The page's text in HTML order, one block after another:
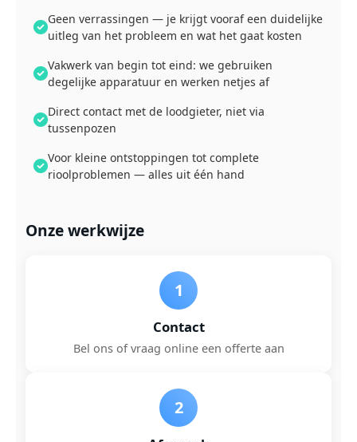
Geen verrassingen — je krijgt vooraf een duidelijke
uitleg van het probleem en wat het gaat kosten
Vakwerk van begin tot eind: we gebruiken
degelijke apparatuur en werken netjes af
Direct contact met de loodgieter, niet via
tussenpozen
Voor kleine ontstoppingen tot complete
rioolproblemen — alles uit één hand
Onze werkwijze
1
Contact
Bel ons of vraag online een offerte aan
2